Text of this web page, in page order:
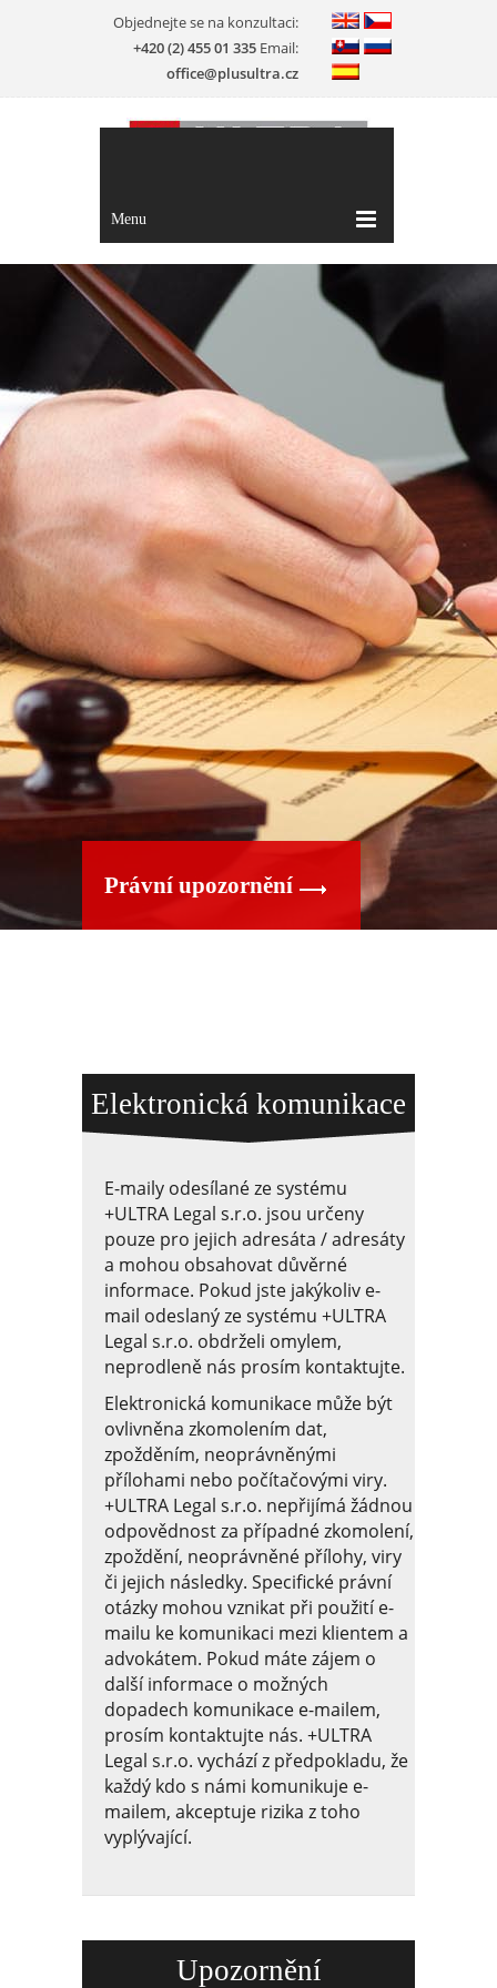
Objednejte se na konzultaci:
+420 (2) 455 01 335 Email:
office@plusultra.cz
Menu
Právní upozornění
Elektronická komunikace
E-maily odesílané ze systému
+ULTRA Legal s.r.o. jsou určeny
pouze pro jejich adresáta / adresáty
a mohou obsahovat důvěrné
informace. Pokud jste jakýkoliv e-
mail odeslaný ze systému +ULTRA
Legal s.r.o. obdrželi omylem,
neprodleně nás prosím kontaktujte.
Elektronická komunikace může být
ovlivněna zkomolením dat,
zpožděním, neoprávněnými
přílohami nebo počítačovými viry.
+ULTRA Legal s.r.o. nepřijímá žádnou
odpovědnost za případné zkomolení,
zpoždění, neoprávněné přílohy, viry
či jejich následky. Specifické právní
otázky mohou vznikat při použití e-
mailu ke komunikaci mezi klientem a
advokátem. Pokud máte zájem o
další informace o možných
dopadech komunikace e-mailem,
prosím kontaktujte nás. +ULTRA
Legal s.r.o. vychází z předpokladu, že
každý kdo s námi komunikuje e-
mailem, akceptuje rizika z toho
vyplývající.
Upozornění